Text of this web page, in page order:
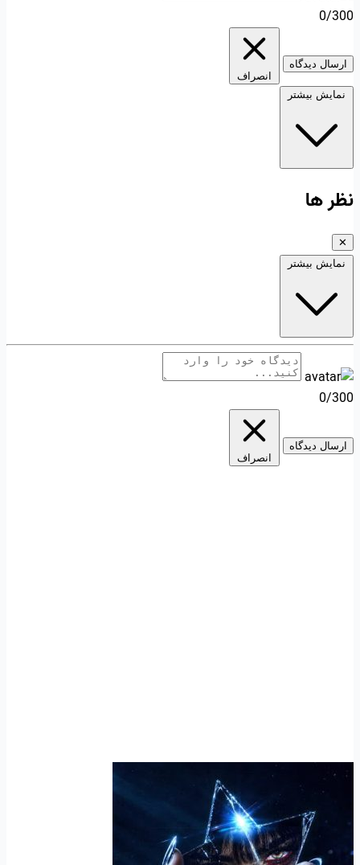
0/300
ارسال دیدگاه
انصراف
نمایش بیشتر
نظر ها
✕
نمایش بیشتر
0/300
ارسال دیدگاه
انصراف